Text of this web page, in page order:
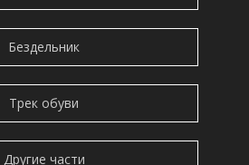
Бездельник
Трек обуви
Другие части